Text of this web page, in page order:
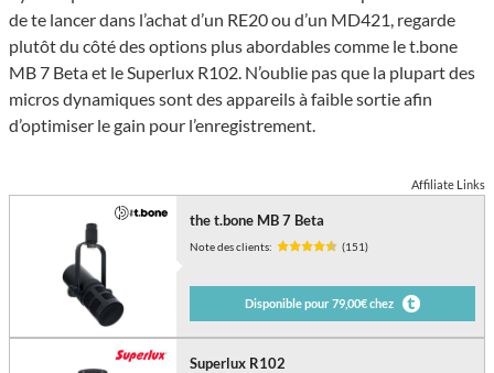
de te lancer dans l’achat d’un RE20 ou d’un MD421, regarde
plutôt du côté des options plus abordables comme le t.bone
MB 7 Beta et le Superlux R102. N’oublie pas que la plupart des
micros dynamiques sont des appareils à faible sortie afin
d’optimiser le gain pour l’enregistrement.
Affiliate Links
the t.bone MB 7 Beta
Note des clients: (151)
Disponible pour 79,00€ chez
Superlux R102